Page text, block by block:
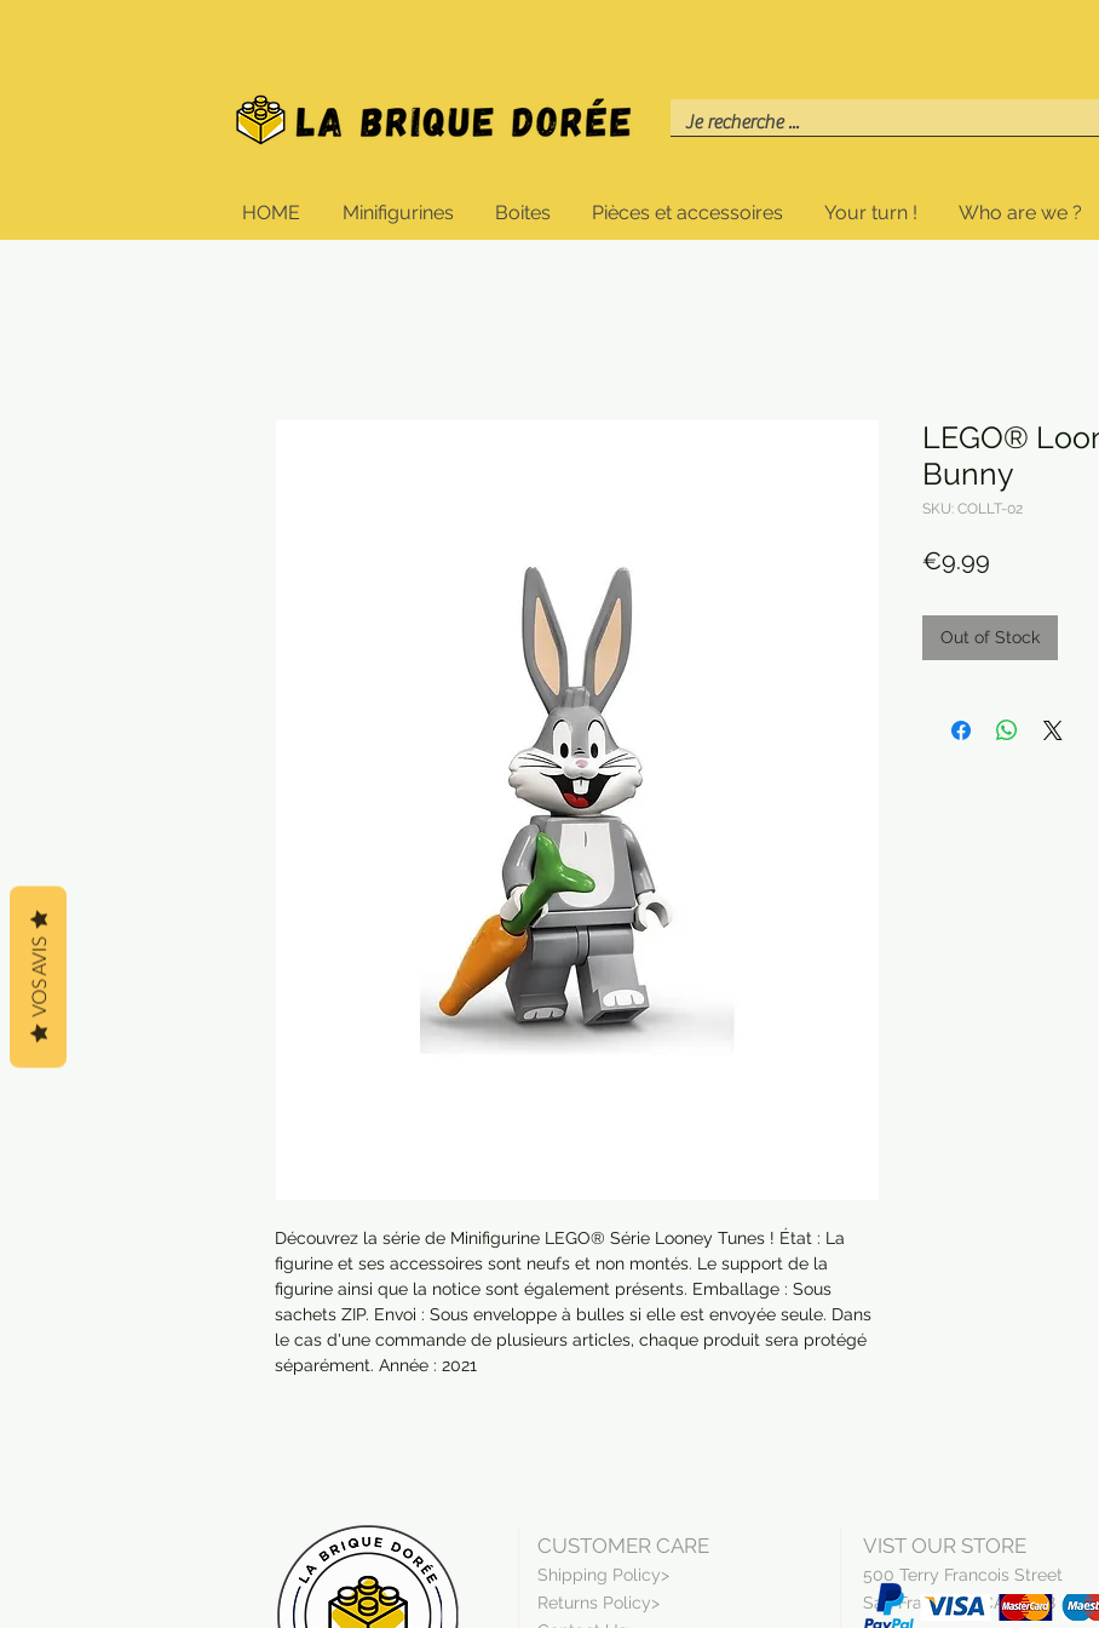
HOME Minifigurines Boites Pièces et accessoires Your turn ! Who are we ?
Découvrez la série de Minifigurine LEGO® Série Looney Tunes ! État : La
figurine et ses accessoires sont neufs et non montés. Le support de la
figurine ainsi que la notice sont également présents. Emballage : Sous
sachets ZIP. Envoi : Sous enveloppe à bulles si elle est envoyée seule. Dans
le cas d'une commande de plusieurs articles, chaque produit sera protégé
séparément. Année : 2021
LEGO®
Bunny
SKU: COLLT-02
€9.99
Out of Stock
CUSTOMER CARE
Shipping Policy>
Returns Policy>
VIST OUR STORE
500 Terry Francois Street
San Francisco, CA 94158
VOS AVIS